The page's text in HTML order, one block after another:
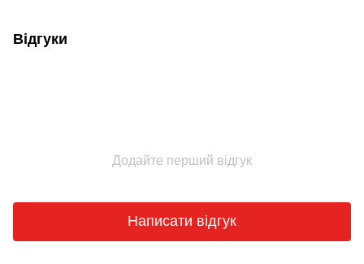
Відгуки
Додайте перший відгук
Написати відгук